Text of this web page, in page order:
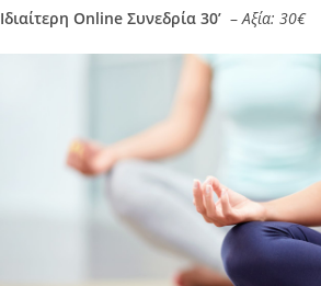
Ιδιαίτερη Online Συνεδρία 30’ –Αξία: 30€